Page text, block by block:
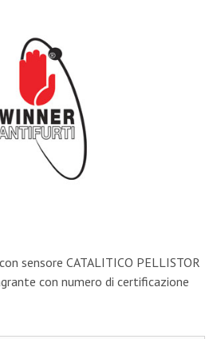
sensore CATALITICO PELLISTOR
con numero di certificazione